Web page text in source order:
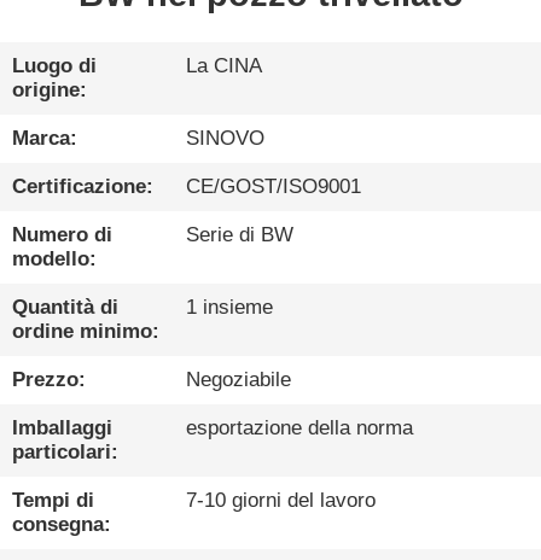
CIRCA
NOI
GIRO
DELLA
FABBRICA
CONTROLLO
DI
QUALITÀ
CONTATTICI
Luogo di
origine:
La CINA
Marca: SINOVO
Certificazione: CE/GOST/ISO9001
Numero di
modello:
Serie di BW
Quantità di
ordine minimo:
1 insieme
Prezzo: Negoziabile
Imballaggi
particolari:
esportazione della norma
Tempi di
consegna:
7-10 giorni del lavoro